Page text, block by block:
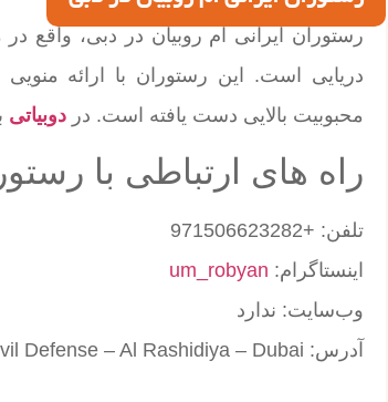
رستوران ایرانی ام روبيان در دبی، واقع
دریایی است. این رستوران با ارائه
محبوبیت بالایی دست یافته است. در دوبیاتی
راه های ارتباطی با
تلفن: +971506623282
اینستاگرام: um_robyan
وب‌سایت: ندارد
آدرس: Umm Ramool Opp Rashidiya Civil Defense – Al Rashidiya – Dubai